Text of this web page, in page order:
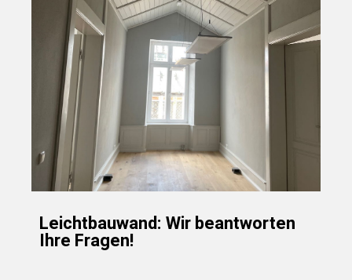
Leichtbauwand: Wir beantworten
Ihre Fragen!